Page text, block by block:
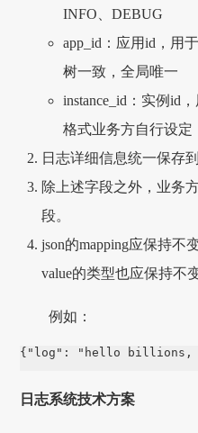
INFO、DEBUG
app_id：应用id，用
树一致，全局唯一
instance_id：实例id
格式业务方自行设定
日志详细信息统一保存
除上述字段之外，业务
段。
json的mapping应保持不
value的类型也应保持不变
例如：
{"log": "hello billions,
日志系统技术方案